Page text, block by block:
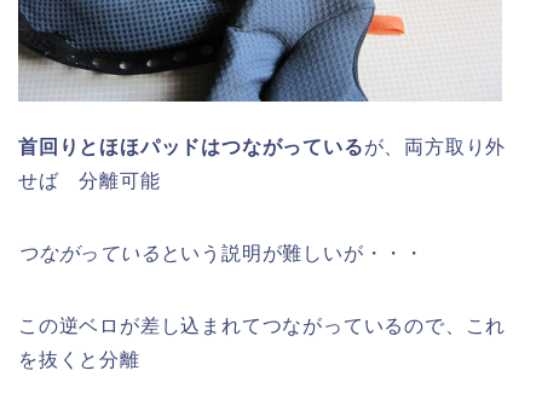
首回りとほほパッドはつながっているが、両方取り外
せば 分離可能
つながっている という説明が難しいが・・・
この逆ベロが差し込まれてつながっているので、これ
を抜くと分離